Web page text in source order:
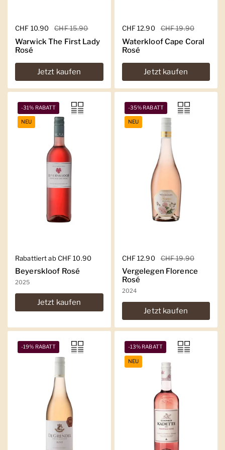
Regulärer Preis
CHF 10.90 Sale-Preis
CHF 15.90
Warwick The First Lady
Rosé
Jetzt kaufen
Regulärer Preis
CHF 12.90 Sale-Preis
CHF 19.90
Waterkloof Cape Coral
Rosé
Jetzt kaufen
Regulärer Preis
Rabattiert ab CHF 10.90
Beyerskloof Rosé
2025
Jetzt kaufen
-31% RABATT
NEU
Regulärer Preis
CHF 12.90 Sale-Preis
CHF 19.90
Vergelegen Florence
Rosé
2024
Jetzt kaufen
-35% RABATT
NEU
-19% RABATT -13% RABATT
NEU